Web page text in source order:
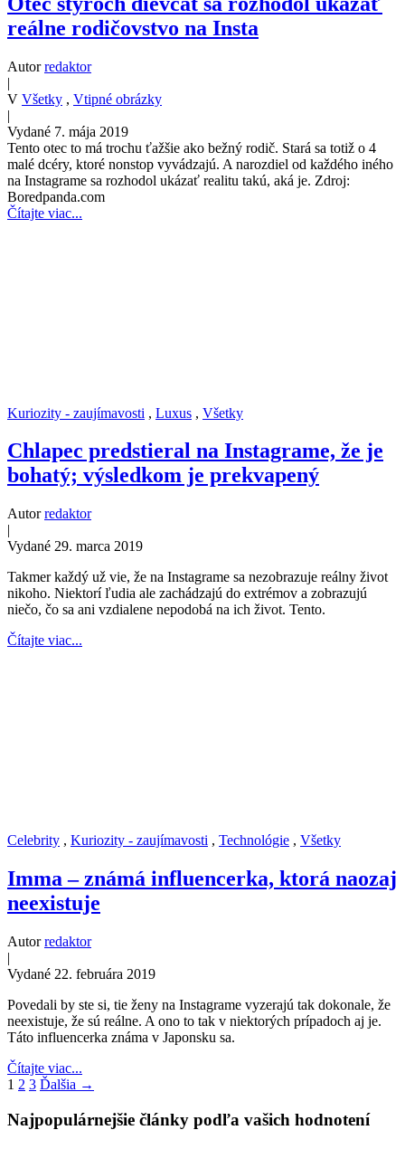
reálne rodičovstvo na Insta
Autorredaktor
|
V Všetky , Vtipné obrázky
|
Vydané 7. mája 2019
Tento otec to má trochu ťažšie ako bežný rodič. Stará sa totiž o 4
malé dcéry, ktoré nonstop vyvádzajú. A narozdiel od každého iného
na Instagrame sa rozhodol ukázať realitu takú, aká je. Zdroj:
Boredpanda.com
Čítajte viac...
Kuriozity - zaujímavosti , Luxus , Všetky
Chlapec predstieral na Instagrame, že je
bohatý; výsledkom je prekvapený
Autorredaktor
|
Vydané 29. marca 2019
Takmer každý už vie, že na Instagrame sa nezobrazuje reálny život
nikoho. Niektorí ľudia ale zachádzajú do extrémov a zobrazujú
niečo, čo sa ani vzdialene nepodobá na ich život. Tento.
Čítajte viac...
Celebrity , Kuriozity - zaujímavosti , Technológie , Všetky
Imma – známá influencerka, ktorá naozaj
neexistuje
Autorredaktor
|
Vydané 22. februára 2019
Povedali by ste si, tie ženy na Instagrame vyzerajú tak dokonale, že
neexistuje, že sú reálne. A ono to tak v niektorých prípadoch aj je.
Táto influencerka známa v Japonsku sa.
Čítajte viac...
1 2 3 Ďalšia →
Najpopulárnejšie články podľa vašich hodnotení